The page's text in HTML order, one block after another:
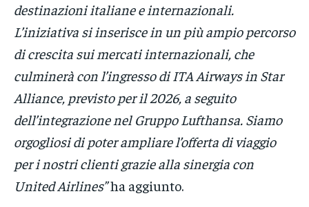
destinazioni italiane e internazionali.
L’iniziativa si inserisce in un più ampio percorso
di crescita sui mercati internazionali, che
culminerà con l’ingresso di ITA Airways in Star
Alliance, previsto per il 2026, a seguito
dell’integrazione nel Gruppo Lufthansa. Siamo
orgogliosi di poter ampliare l’offerta di viaggio
per i nostri clienti grazie alla sinergia con
United Airlines”ha aggiunto.